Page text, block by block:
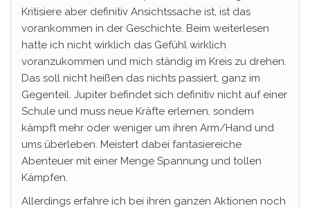
Kritisiere aber definitiv Ansichtssache ist, ist das
vorankommen in der Geschichte. Beim weiterlesen
hatte ich nicht wirklich das Gefühl wirklich
voranzukommen und mich ständig im Kreis zu drehen.
Das soll nicht heißen das nichts passiert, ganz im
Gegenteil. Jupiter befindet sich definitiv nicht auf einer
Schule und muss neue Kräfte erlernen, sondern
kämpft mehr oder weniger um ihren Arm/Hand und
ums überleben. Meistert dabei fantasiereiche
Abenteuer mit einer Menge Spannung und tollen
Kämpfen.
Allerdings erfahre ich bei ihren ganzen Aktionen noch